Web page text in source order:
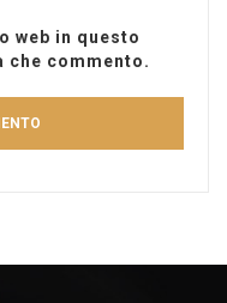
web in questo
che commento.